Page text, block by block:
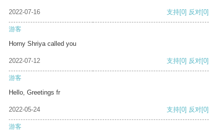
2022-07-16 支持[0] 反对[0]
游客
Horny Shriya called you
2022-07-12 支持[0] 反对[0]
游客
Hello, Greetings fr
2022-05-24 支持[0] 反对[0]
游客